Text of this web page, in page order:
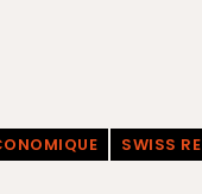
SWISS RE